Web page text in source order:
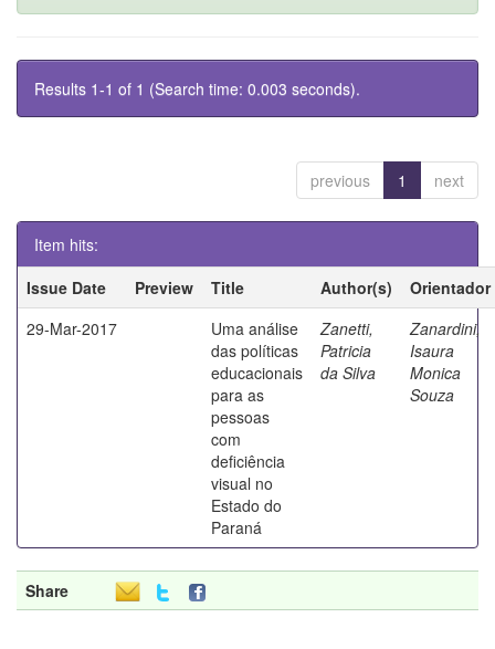
Results 1-1 of 1 (Search time: 0.003 seconds).
previous 1 next
Item hits:
Issue Date
Preview Title Author(s)
Orientador
29-Mar-2017
Uma análise
das políticas
educacionais
para as
pessoas
com
deficiência
visual no
Estado do
Paraná
Zanetti,
Patricia
da Silva
Zanardini,
Isaura
Monica
Souza
Share